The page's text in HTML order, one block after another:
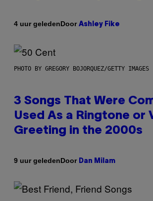
4 uur geledenDoor Ashley Fike
PHOTO BY GREGORY BOJORQUEZ/GETTY IMAGES
3 Songs That Were
Used As a Ringtone or
Greeting in the 2000s
9 uur geledenDoor Dan Milam